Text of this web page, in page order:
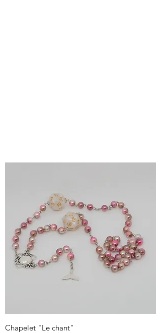
Chapelet "Le chant"